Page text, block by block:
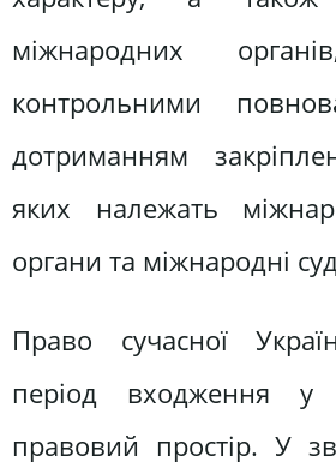
міжнародних
контрольними
дотриманням
яких належать
органи та міжнародні
Право сучасної
період входження у
правовий простір. У